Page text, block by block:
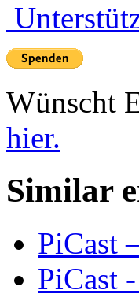
Wünscht
hier.
Similar
PiCast
PiCast